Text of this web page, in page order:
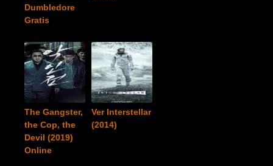
Dumbledore
Gratis
The Gangster,
the Cop, the
Devil (2019)
Online
Ver Interstellar
(2014)